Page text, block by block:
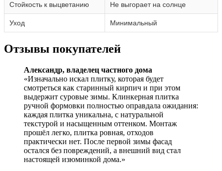
Стойкость к выцветанию Не выгорает на солнце
Уход Минимальный
Отзывы покупателей
Александр, владелец частного дома
«Изначально искал плитку, которая будет
смотреться как старинный кирпич и при этом
выдержит суровые зимы. Клинкерная плитка
ручной формовки полностью оправдала ожидания:
каждая плитка уникальна, с натуральной
текстурой и насыщенным оттенком. Монтаж
прошёл легко, плитка ровная, отходов
практически нет. После первой зимы фасад
остался без повреждений, а внешний вид стал
настоящей изюминкой дома.»